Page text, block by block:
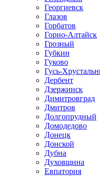
Георгиевск
Глазов
Горбатов
Горно-Алтайск
Грозный
Губкин
Гуково
Гусь-
Дербент
Дзержинск
Димитровград
Дмитров
Долгопрудный
Домодедово
Донецк
Донской
Дубна
Духовщина
Евпатория